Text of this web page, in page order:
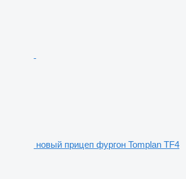
новый прицеп фургон Tomplan TF4